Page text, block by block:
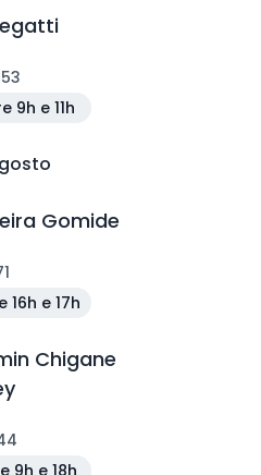
9h e 11h
Gomide
e 17h
Chigane
9h e 18h